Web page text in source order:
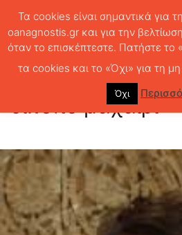
Κρίση : “αγάπη”, που
Κρίση : “αγάπη”,
δίκοπο μαχαίρι
Τα cookies είναι σημαντικά για
oanagnostis.gr και για την
όταν το επισκέπτεστε. Πατήστε το
τα cookies και το «Όχι» για τη
Όχι